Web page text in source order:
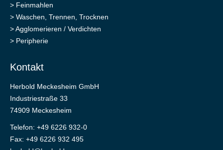
> Feinmahlen
> Waschen, Trennen, Trocknen
>Agglomerieren / Verdichten
> Peripherie
Kontakt
Herbold Meckesheim GmbH
Industriestraße 33
74909 Meckesheim
Telefon: +49 6226 932-0
Fax: +49 6226 932 495